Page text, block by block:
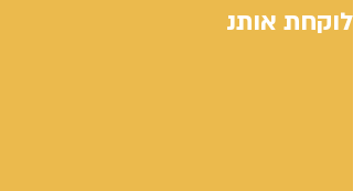
לוקחת אותנ